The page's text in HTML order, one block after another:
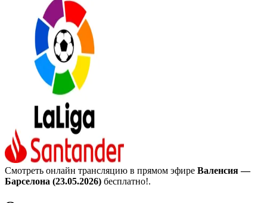
Смотреть онлайн трансляцию в прямом эфире Валенсия —
Барселона (23.05.2026) бесплатно!.